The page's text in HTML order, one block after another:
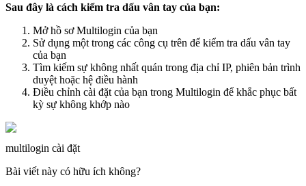
Sau đây là cách kiểm tra dấu vân tay của bạn:
Mở hồ sơ Multilogin của bạn
Sử dụng một trong các công cụ trên để kiểm tra dấu vân tay
của bạn
Tìm kiếm sự không nhất quán trong địa chỉ IP, phiên bản trình
duyệt hoặc hệ điều hành
Điều chỉnh cài đặt của bạn trong Multilogin để khắc phục bất
kỳ sự không khớp nào
multilogin cài đặt
Bài viết này có hữu ích không?